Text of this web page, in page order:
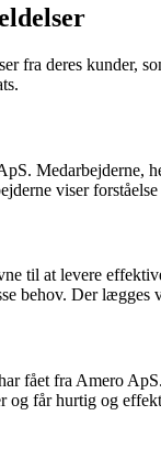
fra deres kunder,
viser
til at levere
behov. Der
fået fra Amero
får hurtig og